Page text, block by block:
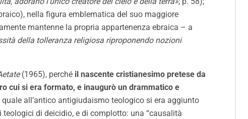
nella figura emblematica del suo maggiore
mantenne la propria appartenenza ebraica – a
della tolleranza religiosa riproponendo nozioni
(1965), perché il nascente cristianesimo pretese da
cui si era formato, e inaugurò un drammatico e
all’antico antigiudaismo teologico si era aggiunto
di deicidio, e di complotto: una “causalità